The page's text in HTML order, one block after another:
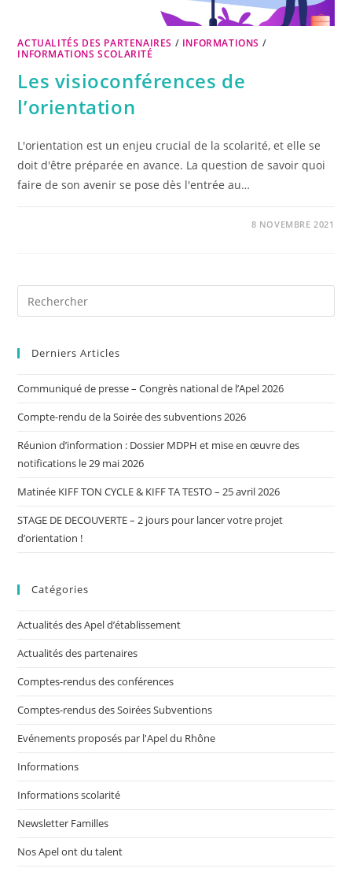
ACTUALITÉS DES PARTENAIRES / INFORMATIONS /
INFORMATIONS SCOLARITÉ
Les visioconférences de
l’orientation
L'orientation est un enjeu crucial de la scolarité, et elle se
doit d'être préparée en avance. La question de savoir quoi
faire de son avenir se pose dès l'entrée au…
8 NOVEMBRE 2021
Derniers Articles
Communiqué de presse – Congrès national de l’Apel 2026
Compte-rendu de la Soirée des subventions 2026
Réunion d’information : Dossier MDPH et mise en œuvre des
notifications le 29 mai 2026
Matinée KIFF TON CYCLE & KIFF TA TESTO – 25 avril 2026
STAGE DE DECOUVERTE – 2 jours pour lancer votre projet
d’orientation !
Catégories
Actualités des Apel d’établissement
Actualités des partenaires
Comptes-rendus des conférences
Comptes-rendus des Soirées Subventions
Evénements proposés par l'Apel du Rhône
Informations
Informations scolarité
Newsletter Familles
Nos Apel ont du talent